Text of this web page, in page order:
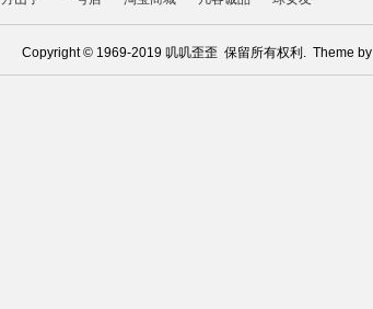
Copyright © 1969-2019 叽叽歪歪 保留所有权利. Theme by